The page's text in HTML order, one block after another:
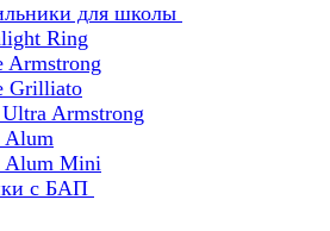
для школы
Ring
Armstrong
Grilliato
Armstrong
Alum
Alum Mini
с БАП